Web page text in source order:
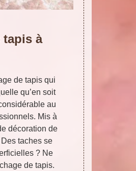
tapis à
de tapis qui
qu’en soit
au
Mis à
décoration de
taches se
? Ne
de tapis.